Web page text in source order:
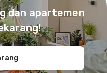
dan apartemen